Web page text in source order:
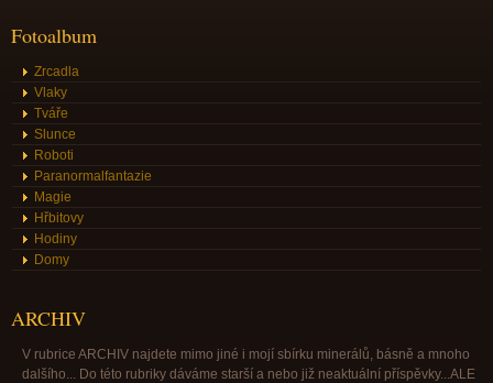
Fotoalbum
Zrcadla
Vlaky
Tváře
Slunce
Roboti
Paranormalfantazie
Magie
Hřbitovy
Hodiny
Domy
ARCHIV
V rubrice ARCHIV najdete mimo jiné i mojí sbírku minerálů, básně a mnoho
dalšího... Do této rubriky dáváme starší a nebo již neaktuální příspěvky...ALE